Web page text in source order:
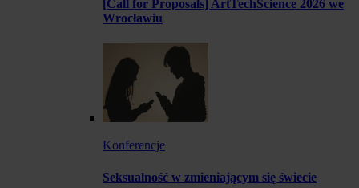
[Call for Proposals] ArtTechScience 2026 we
Wrocławiu
Konferencje
Seksualność w zmieniającym się świecie